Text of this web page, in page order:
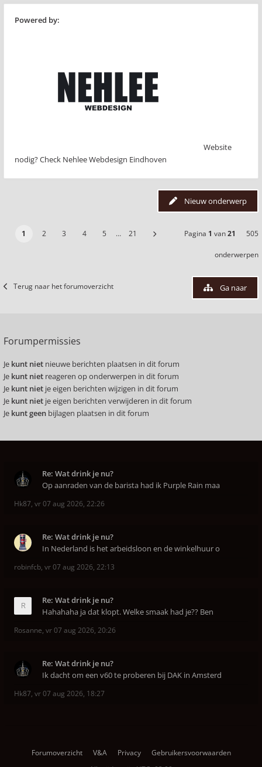
Powered by:
Website
nodig? Check Nehlee Webdesign Eindhoven
Nieuw onderwerp
1 2 3 4 5 … 21 Pagina 1 van21 505
onderwerpen
Terug naar het forumoverzicht Ga naar
Forumpermissies
Je kunt niet nieuwe berichten plaatsen in dit forum
Je kunt niet reageren op onderwerpen in dit forum
Je kunt niet je eigen berichten wijzigen in dit forum
Je kunt niet je eigen berichten verwijderen in dit forum
Je kunt geen bijlagen plaatsen in dit forum
Re: Wat drink je nu?
Op aanraden van de barista had ik Purple Rain maa
Hk87, vr 07 aug 2026, 22:26
Re: Wat drink je nu?
In Nederland is het arbeidsloon en de winkelhuur o
robinfcb, vr 07 aug 2026, 22:13
Re: Wat drink je nu?
Hahahaha ja dat klopt. Welke smaak had je?? Ben
Rosanne, vr 07 aug 2026, 20:26
Re: Wat drink je nu?
Ik dacht om een v60 te proberen bij DAK in Amsterd
Hk87, vr 07 aug 2026, 18:27
Forumoverzicht V&A Privacy
Gebruikersvoorwaarden